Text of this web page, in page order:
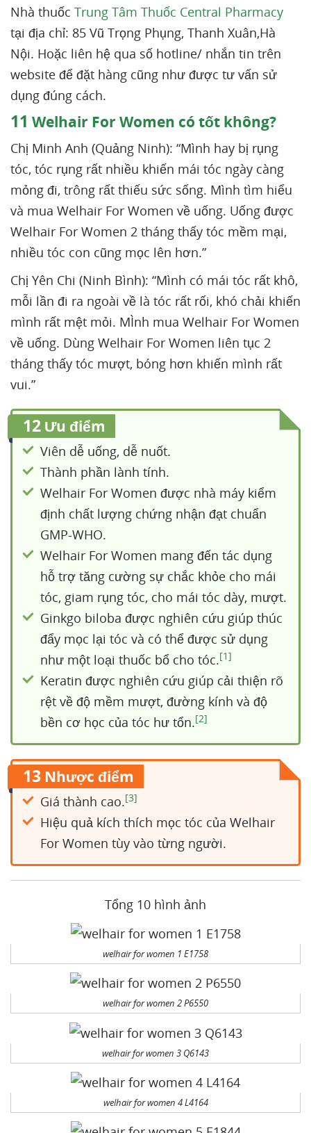
Nhà thuốc Trung Tâm Thuốc Central Pharmacy
tại địa chỉ: 85 Vũ Trọng Phụng, Thanh Xuân,Hà
Nội. Hoặc liên hệ qua số hotline/ nhắn tin trên
website để đặt hàng cũng như được tư vấn sử
dụng đúng cách.
11 Welhair For Women có tốt không?
Chị Minh Anh (Quảng Ninh): “Mình hay bị rụng
tóc, tóc rụng rất nhiều khiến mái tóc ngày càng
mỏng đi, trông rất thiếu sức sống. Mình tìm hiểu
và mua Welhair For Women về uống. Uống được
Welhair For Women 2 tháng thấy tóc mềm mại,
nhiều tóc con cũng mọc lên hơn.”
Chị Yên Chi (Ninh Bình): “Mình có mái tóc rất khô,
mỗi lần đi ra ngoài về là tóc rất rối, khó chải khiến
mình rất mệt mỏi. MÌnh mua Welhair For Women
về uống. Dùng Welhair For Women liên tục 2
tháng thấy tóc mượt, bóng hơn khiến mình rất
vui.”
12 Ưu điểm
Viên dễ uống, dễ nuốt.
Thành phần lành tính.
Welhair For Women được nhà máy kiểm
định chất lượng chứng nhận đạt chuẩn
GMP-WHO.
Welhair For Women mang đến tác dụng
hỗ trợ tăng cường sự chắc khỏe cho mái
tóc, giam rụng tóc, cho mái tóc dày, mượt.
Ginkgo biloba được nghiên cứu giúp thúc
đẩy mọc lại tóc và có thể được sử dụng
như một loại thuốc bổ cho tóc.[1]
Keratin được nghiên cứu giúp cải thiện rõ
rệt về độ mềm mượt, đường kính và độ
bền cơ học của tóc hư tổn.[2]
13 Nhược điểm
Giá thành cao.[3]
Hiệu quả kích thích mọc tóc của Welhair
For Women tùy vào từng người.
Tổng 10 hình ảnh
welhair for women 1 E1758
welhair for women 2 P6550
welhair for women 3 Q6143
welhair for women 4 L4164